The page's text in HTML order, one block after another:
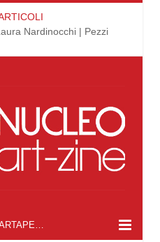
Nardinocchi | Pezzi
NOTE DI CARTAPESTA